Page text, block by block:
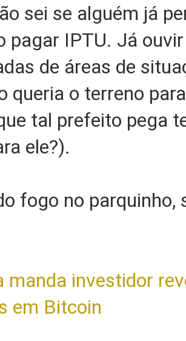
sei se alguém já
pagar IPTU. Já
de áreas de
queria o terreno
tal prefeito pega
ele?).
fogo no parquinho,
manda investidor
em Bitcoin